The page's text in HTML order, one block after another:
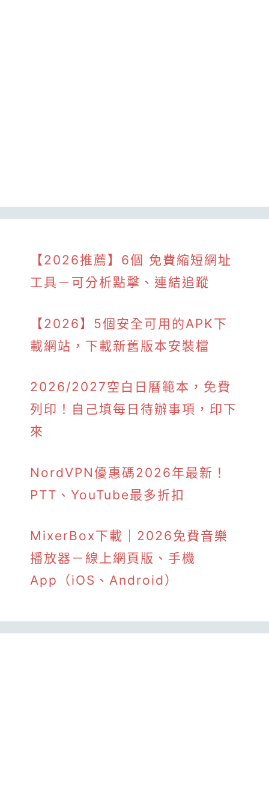
【2026推薦】6個 免費縮短網址
工具－可分析點擊、連結追蹤
【2026】5個安全可用的APK下
載網站，下載新舊版本安裝檔
2026/2027空白日曆範本，免費
列印！自己填每日待辦事項，印下
來
NordVPN優惠碼2026年最新！
PTT、YouTube最多折扣
MixerBox下載｜2026免費音樂
播放器－線上網頁版、手機
App（iOS、Android）